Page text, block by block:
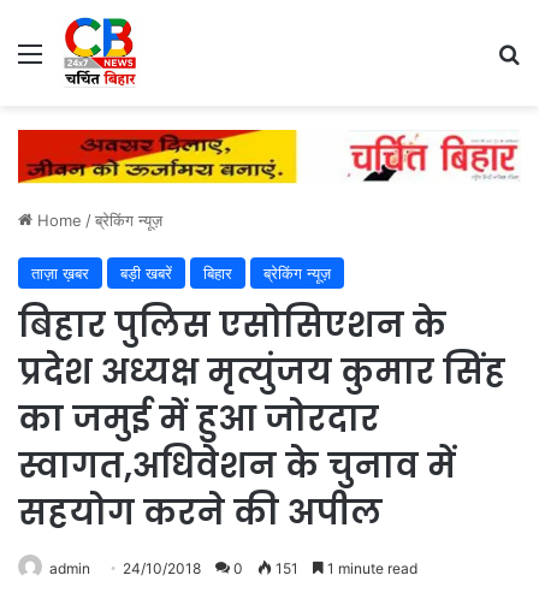
Menu
Home /ब्रेकिंग न्यूज़
ताज़ा ख़बर बड़ी खबरें बिहार ब्रेकिंग न्यूज़
बिहार पुलिस एसोसिएशन के
प्रदेश अध्यक्ष मृत्युंजय कुमार सिंह
का जमुई में हुआ जोरदार
स्वागत,अधिवेशन के चुनाव में
सहयोग करने की अपील
admin 24/10/2018 0 151 1 minute read